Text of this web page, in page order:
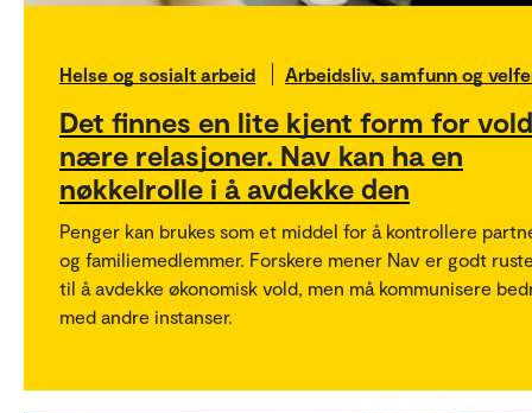
Helse og sosialt arbeid Arbeidsliv, samfunn og
Det finnes en lite kjent form for
nære relasjoner. Nav kan ha en
nøkkelrolle i å avdekke den
Penger kan brukes som et middel for å kontrollere
og familiemedlemmer. Forskere mener Nav er godt
til å avdekke økonomisk vold, men må kommunisere
med andre instanser.